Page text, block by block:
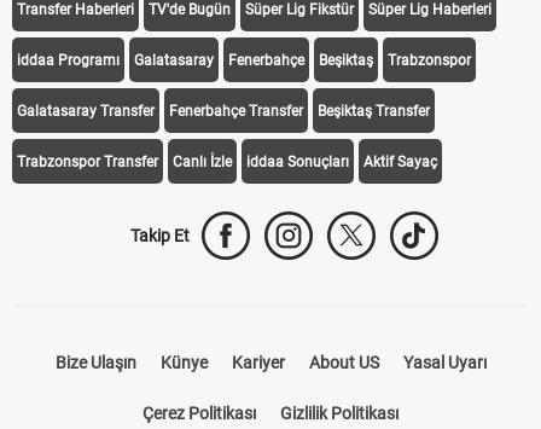
Transfer Haberleri TV'de Bugün Süper Lig Fikstür Süper Lig Haberleri
iddaa Programı Galatasaray Fenerbahçe Beşiktaş Trabzonspor
Galatasaray Transfer Fenerbahçe Transfer Beşiktaş Transfer
Trabzonspor Transfer Canlı İzle iddaa Sonuçları Aktif Sayaç
Takip Et
Bize Ulaşın Künye Kariyer About US Yasal Uyarı
Çerez Politikası Gizlilik Politikası